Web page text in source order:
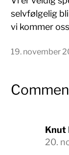
selvfølgelig
vi kommer
19. november
Knut
20.